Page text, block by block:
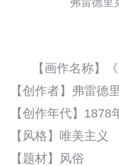
【画作名称】
【创作者】弗雷德
【创作年代】1878
【风格】唯美主义
【题材】风俗